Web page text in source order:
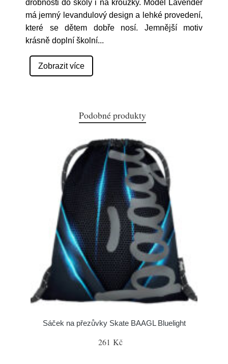
drobnosti do školy i na kroužky. Model Lavender
má jemný levandulový design a lehké provedení,
které se dětem dobře nosí. Jemnější motiv
krásně doplní školní...
Zobrazit více
Podobné produkty
Sáček na přezůvky Skate BAAGL Bluelight
261 Kč